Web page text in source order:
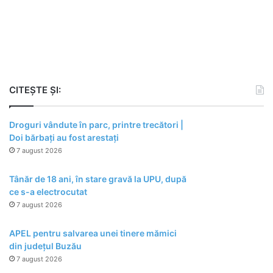
CITEȘTE ȘI:
Droguri vândute în parc, printre trecători |
Doi bărbați au fost arestați
7 august 2026
Tânăr de 18 ani, în stare gravă la UPU, după
ce s-a electrocutat
7 august 2026
APEL pentru salvarea unei tinere mămici
din județul Buzău
7 august 2026